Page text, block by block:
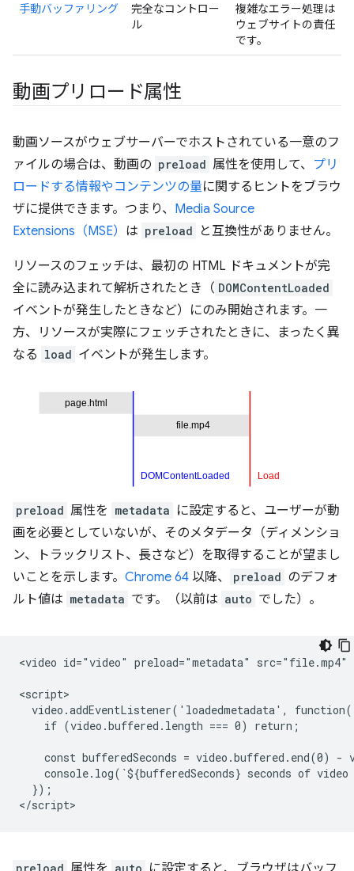
手動バッファリング
完全なコントロー
ル
複雑なエラー処理は
ウェブサイトの責任
です。
動画プリロード属性
動画ソースがウェブサーバーでホストされている一意のフ
ァイルの場合は、動画の preload 属性を使用して、 プリ
ロードする情報やコンテンツの量に関するヒントをブラウ
ザに提供できます。つまり、 Media Source
Extensions（MSE） は preload と互換性がありません。
リソースのフェッチは、最初の HTML ドキュメントが完
全に読み込まれて解析されたとき（ DOMContentLoaded
イベントが発生したときなど）にのみ開始されます。一
方、リソースが実際にフェッチされたときに、まったく異
なる load イベントが発生します。
preload 属性を metadata に設定すると、ユーザーが動
画を必要としていないが、そのメタデータ（ディメンショ
ン、トラックリスト、長さなど）を取得することが望まし
いことを示します。 Chrome 64 以降、 preload のデフォ
ルト値は metadata です。（以前は auto でした）。
<video id="video" preload="metadata" src="file.mp4"
<script>
video.addEventListener('loadedmetadata',
    if (video.buffered.length === 0) return;
const bufferedSeconds = video.buffered.end(0) -
console.log(`${bufferedSeconds} seconds of
  });